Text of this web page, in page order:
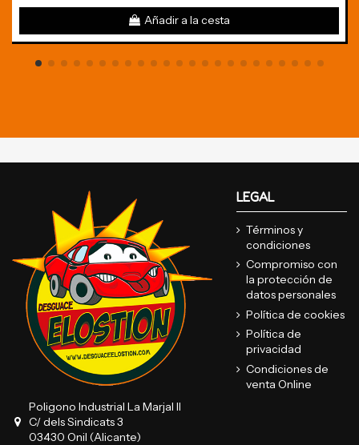
Añadir a la cesta
Poligono Industrial La Marjal II
C/ dels Sindicats 3
03430 Onil (Alicante)
LEGAL
Términos y
condiciones
Compromiso con
la protección de
datos personales
Política de cookies
Política de
privacidad
Condiciones de
venta Online